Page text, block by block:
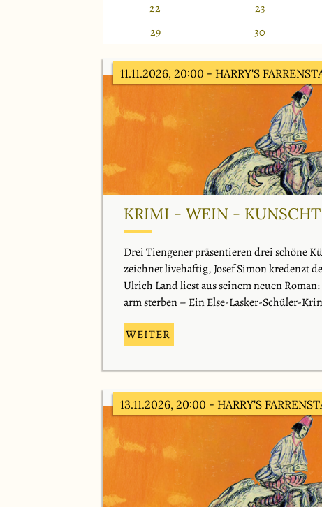
22
23
29
30
KRIMI - WEIN - KUNSCHT
11.11.2026, 20:00 - HARRY'S
Drei Tiengener präsentieren drei schöne
zeichnet livehaftig, Josef Simon kredenzt
Ulrich Land liest aus seinem neuen
arm sterben – Ein Else-Lasker-Schüler-
WEITER
13.11.2026, 20:00 - HARRY'S